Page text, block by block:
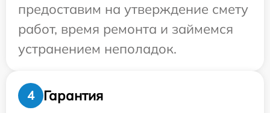
предоставим на утверждение смету
работ, время ремонта и займемся
устранением неполадок.
4 Гарантия